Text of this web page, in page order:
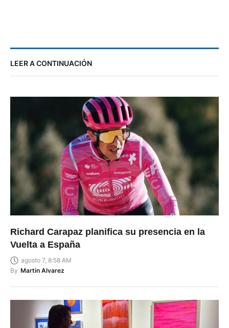
LEER A CONTINUACIÓN
Richard Carapaz planifica su presencia en la
Vuelta a España
agosto 7, 8:58 AM
By Martin Alvarez